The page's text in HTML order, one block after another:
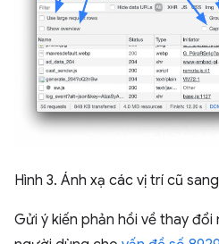
Hình 3. Ánh xạ các vị trí cũ
Gửi ý kiến phản hồi về thay đổi